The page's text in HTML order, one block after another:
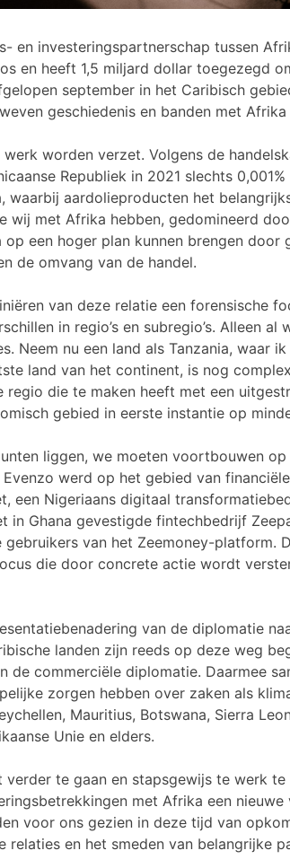
en investeringspartnerschap tussen
en heeft 1,5 miljard dollar toegezegd
september in het Caribisch
geschiedenis en banden met
worden verzet. Volgens de
Republiek in 2021 slechts
aardolieproducten het
wij met Afrika hebben, gedomineerd
een hoger plan kunnen brengen
de omvang van de handel.
van deze relatie een forensische
in regio’s en subregio’s. Alleen
Neem nu een land als Tanzania,
land van het continent, is nog
die te maken heeft met een
gebied in eerste instantie op
liggen, we moeten voortbouwen
werd op het gebied van
een Nigeriaans digitaal
in Ghana gevestigde fintechbedrijf
van het Zeemoney-
die door concrete actie wordt
van de diplomatie
landen zijn reeds op deze weg
de commerciële diplomatie. Daarmee
zorgen hebben over zaken als
Mauritius, Botswana, Sierra
Unie en elders.
te gaan en stapsgewijs te werk
met Afrika een
voor ons gezien in deze tijd van
en het smeden van belangrijke